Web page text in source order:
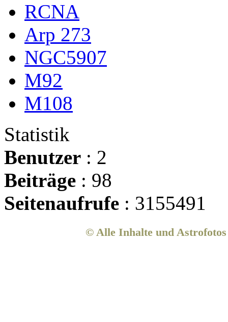
RCNA
Arp 273
NGC5907
M92
M108
Statistik
Benutzer : 2
Beiträge : 98
Seitenaufrufe : 3155491
© Alle Inhalte und